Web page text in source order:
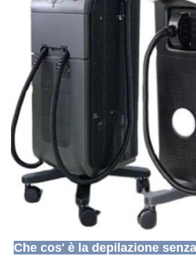
Che cos' è la depilazione